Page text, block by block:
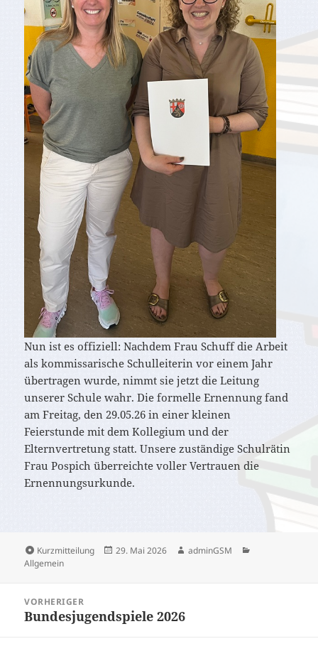
Nun ist es offiziell: Nachdem Frau Schuff die Arbeit
als kommissarische Schulleiterin vor einem Jahr
übertragen wurde, nimmt sie jetzt die Leitung
unserer Schule wahr. Die formelle Ernennung fand
am Freitag, den 29.05.26 in einer kleinen
Feierstunde mit dem Kollegium und der
Elternvertretung statt. Unsere zuständige Schulrätin
Frau Pospich überreichte voller Vertrauen die
Ernennungsurkunde.
Format
Kurzmitteilung
Veröffentlicht
29. Mai 2026 Autor
adminGSM
Allgemein
VORHERIGER
Vorheriger
Bundesjugendspiele 2026